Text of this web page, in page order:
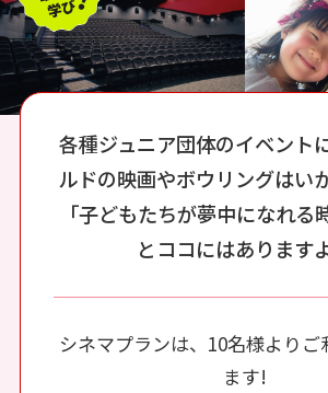
各種ジュニア団体のイベント
ルドの映画やボウリングはい
「子どもたちが夢中になれる
とココにはあります
シネマプランは、10名様よりご
ます!